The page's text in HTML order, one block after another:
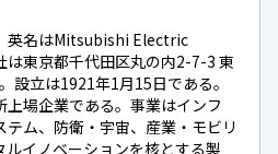
英名はMitsubishi Electric
東京都千代田区丸の内2-7-3 東
設立は1921年1月15日である。
上場企業である。事業はインフ
ム、防衛・宇宙、産業・モビリ
イノベーションを核とする製